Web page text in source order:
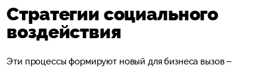
Стратегии социального
воздействия
Эти процессы формируют новый для бизнеса вызов –